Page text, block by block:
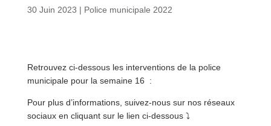
30 Juin 2023 | Police municipale 2022
Retrouvez ci-dessous les interventions de la police
municipale pour la semaine 16 :
Pour plus d’informations, suivez-nous sur nos réseaux
sociaux en cliquant sur le lien ci-dessous ⤵